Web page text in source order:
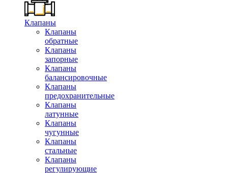
Клапаны
Клапаны
обратные
Клапаны
запорные
Клапаны
балансировочные
Клапаны
предохранительные
Клапаны
латунные
Клапаны
чугунные
Клапаны
стальные
Клапаны
регулирующие